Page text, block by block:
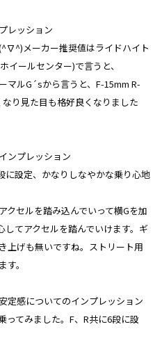
レッション
メーカー推奨値はライドハイト
イールセンター)で言うと、
マルG´sから言うと、F-15mm R-
り見た目も格好良くなりました
ンプレッション
に設定、かなりしなやかな乗り心地
クセルを踏み込んでいって横Gを加
してアクセルを踏んでいけます。ギ
上げも無いですね。ストリート用
。
感についてのインプレッション
ってみました。F、R共に6段に設